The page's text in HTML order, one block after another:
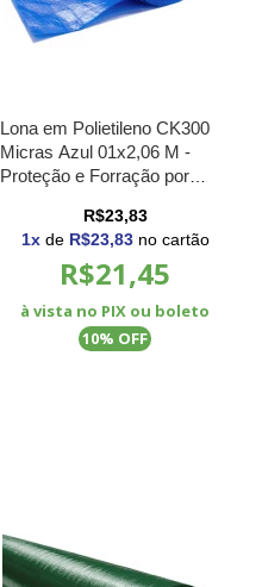
Lona em Polietileno CK300
Micras Azul 01x2,06 M -
Proteção e Forração por
R$23,83
1xde R$23,83no cartão
R$21,45
à vista no PIX ou boleto
10% OFF